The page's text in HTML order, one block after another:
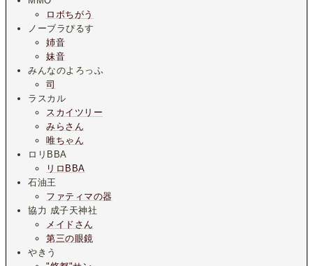
ロボちがう
ノーブラぴるす
姉音
妹音
みんなのよろっふ
司
ラスカル
スカイツリー
みらさん
唯ちゃん
ロリBBA
リロBBA
石油王
ファティマの器
協力 成子天神社
メイドさん
第三の眼鏡
やきう